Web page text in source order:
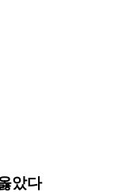
았다